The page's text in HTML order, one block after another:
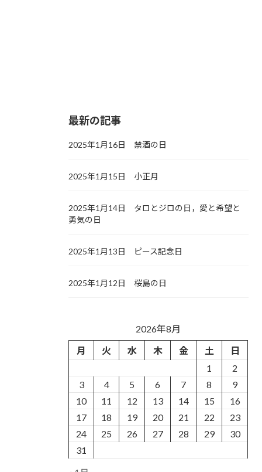
最新の記事
2025年1月16日 禁酒の日
2025年1月15日 小正月
2025年1月14日 タロとジロの日，愛と希望と
勇気の日
2025年1月13日 ピース記念日
2025年1月12日 桜島の日
2026年8月
月
火 水 木 金 土
日
1
2
3
4 5 6 7 8
9
10
11 12 13 14 15
16
17
18 19 20 21 22
23
24
25 26 27 28 29
30
31